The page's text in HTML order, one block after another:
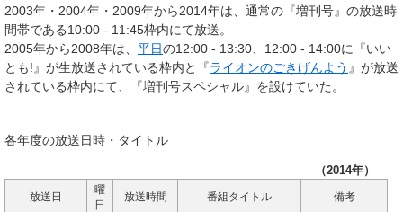
2003年・2004年・2009年から2014年は、通常の『増刊号』の放送時
間帯である10:00 - 11:45枠内にて放送。
2005年から2008年は、 平日の12:00 - 13:30、12:00 - 14:00に『いい
とも!』が生放送されている枠内と『ライオンのごきげんよう 』が放送
されている枠内にて、『増刊号スペシャル』を設けていた。
各年度の放送日時・タイトル
（2014年）
放送日
曜
日
放送時間 番組タイトル 備考